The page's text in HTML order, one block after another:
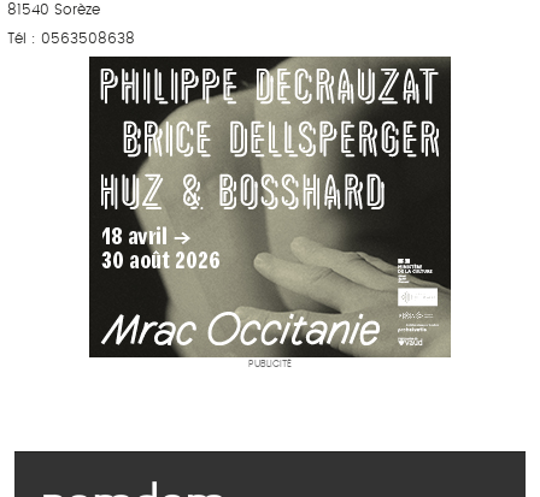
81540 Sorèze
Tél : 0563508638
PUBLICITÉ